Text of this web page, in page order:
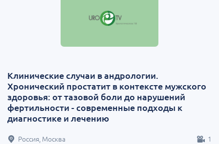
Клинические случаи в андрологии.
Хронический простатит в контексте мужского
здоровья: от тазовой боли до нарушений
фертильности - современные подходы к
диагностике и лечению
1
Россия, Москва